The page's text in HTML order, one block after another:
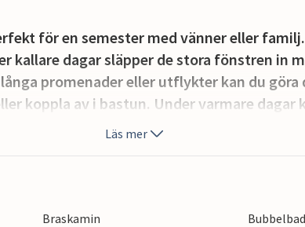
för en semester med vänner eller
kallare dagar släpper de stora fönstren in
promenader eller utflykter kan du
koppla av i bastun. Under varmare dagar
delvis täckta terrassen och avsluta dagen
steg från stranden. Här kan du njuta av
Läs mer
Braskamin